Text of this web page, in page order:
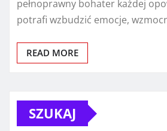
pełnoprawny bohater każdej
potrafi wzbudzić emocje,
READ MORE
SZUKAJ